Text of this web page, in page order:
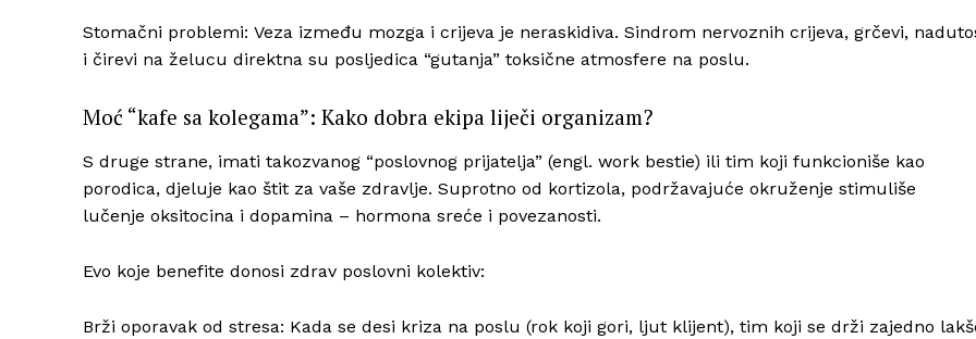
Stomačni problemi: Veza između mozga i crijeva je neraskidiva. Sindrom nervoznih crijeva, grčevi,
i čirevi na želucu direktna su posljedica “gutanja” toksične atmosfere na poslu.
Moć “kafe sa kolegama”: Kako dobra ekipa liječi organizam?
S druge strane, imati takozvanog “poslovnog prijatelja” (engl. work bestie) ili tim koji funkcioniše kao
porodica, djeluje kao štit za vaše zdravlje. Suprotno od kortizola, podržavajuće okruženje stimuliše
lučenje oksitocina i dopamina – hormona sreće i povezanosti.
Evo koje benefite donosi zdrav poslovni kolektiv:
Brži oporavak od stresa: Kada se desi kriza na poslu (rok koji gori, ljut klijent), tim koji se drži zajedno